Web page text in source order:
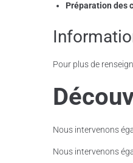
Préparation des
Pour plus de
Nous intervenons
Nous intervenons